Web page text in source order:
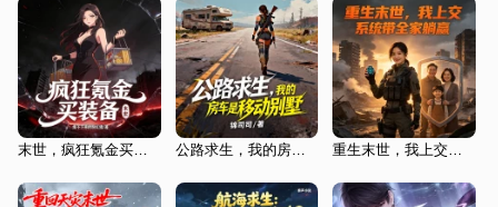
末世，疯狂氪金买装备 公路求生，我的房车是移动别墅 重生末世，我上交系统带全家躺赢